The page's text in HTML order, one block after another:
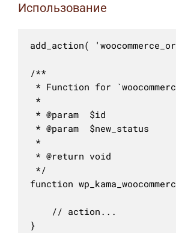
Использование
add_action(
/**
* Function for
*
* @param  $id
* @param  $new_status
*
* @return void
*/
function
}